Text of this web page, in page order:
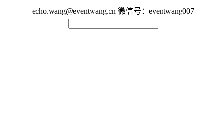
echo.wang@eventwang.cn 微信号：eventwang007